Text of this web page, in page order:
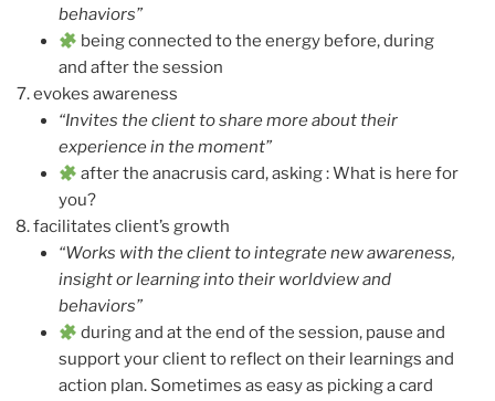
behaviors”
being connected to the energy before, during
and after the session
evokes awareness
“Invites the client to share more about their
experience in the moment”
after the anacrusis card, asking : What is here for
you?
facilitates client’s growth
“Works with the client to integrate new awareness,
insight or learning into their worldview and
behaviors”
during and at the end of the session, pause and
support your client to reflect on their learnings and
action plan. Sometimes as easy as picking a card